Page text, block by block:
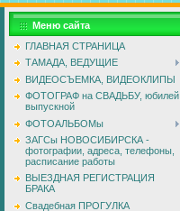
Меню сайта
ГЛАВНАЯ СТРАНИЦА
ТАМАДА, ВЕДУЩИЕ
ВИДЕОСЪЕМКА, ВИДЕОКЛИПЫ
ФОТОГРАФ на СВАДЬБУ, юбилей,
выпускной
ФОТОАЛЬБОМы
ЗАГСы НОВОСИБИРСКА -
фотографии, адреса, телефоны,
расписание работы
ВЫЕЗДНАЯ РЕГИСТРАЦИЯ
БРАКА
Свадебная ПРОГУЛКА